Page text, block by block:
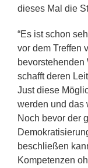
dieses Mal die
“Es ist schon
vor dem Treffen
schafft deren
Just diese
werden und das
Noch bevor der
beschließen
Kompetenzen